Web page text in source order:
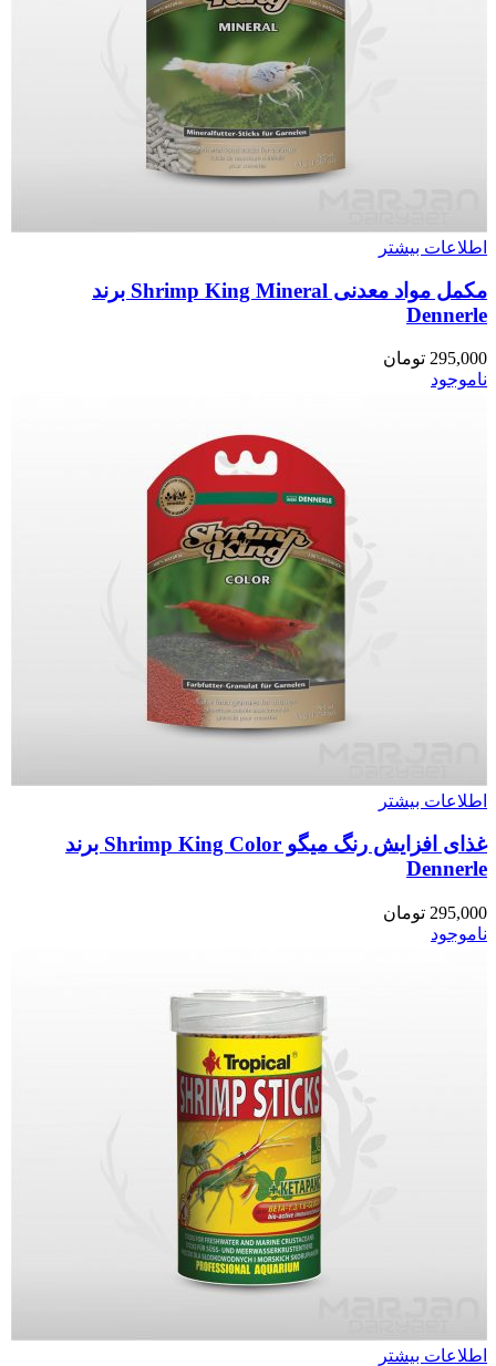
اطلاعات بیشتر
مکمل مواد معدنی Shrimp King Mineral برند
Dennerle
295,000 تومان
ناموجود
اطلاعات بیشتر
غذای افزایش رنگ میگو Shrimp King Color برند
Dennerle
295,000 تومان
ناموجود
اطلاعات بیشتر